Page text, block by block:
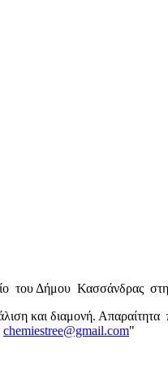
του Δήμου Κασσάνδρας
και διαμονή.
chemiestree@gmail.com"